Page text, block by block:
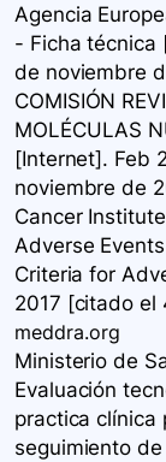
Agencia
- Ficha técnica
de noviembre
COMISIÓN
MOLÉCULAS
[Internet]. Feb
noviembre de
Cancer
Adverse
Criteria for
2017 [citado el
meddra.org
Ministerio de
Evaluación
practica clínica
seguimiento